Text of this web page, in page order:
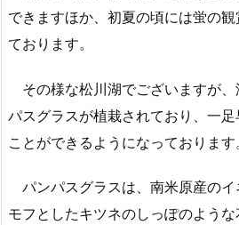
できますほか、初夏の頃には蛍の
ております。
その様な松川湖でございますが
パスグラスが植栽されており、一
ことができるようになっております。
パンパスグラスは、南米原産の
モフとしたキツネのしっぽのよう